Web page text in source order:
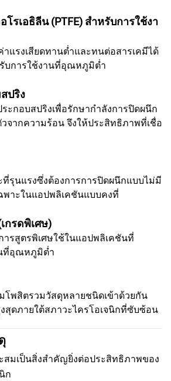
รเอธิลีน (PTFE) สำหรับการใช้งา
แรงเสียดทานต่ำและทนต่อสารเคมีได้
รับการใช้งานที่อุณหภูมิต่ำ
ปริง
ะกอบสปริงเพื่อรักษากำลังการปิดผนึก
จากความร้อน จึงให้ประสิทธิภาพที่เชื่อ
รุนแรงซึ่งต้องการการปิดผนึกแบบไม่มี
พาะในแอปพลิเคชันแบบคงที่
กรดพิเศษ)
ารสูตรพิเศษใช้ในแอปพลิเคชันที่
ที่อุณหภูมิต่ำ
โพสิตรวมวัสดุหลายชนิดเข้าด้วยกัน
สุดภายใต้สภาวะไครโอเจนิกที่ซับซ้อน
สมเป็นสิ่งสำคัญยิ่งต่อประสิทธิภาพของ
ก